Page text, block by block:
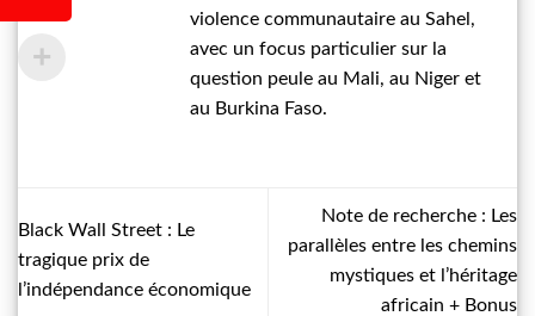
violence communautaire au Sahel,
avec un focus particulier sur la
question peule au Mali, au Niger et
au Burkina Faso.
Black Wall Street : Le
tragique prix de
l’indépendance économique
Note de recherche : Les
parallèles entre les chemins
mystiques et l’héritage
africain + Bonus